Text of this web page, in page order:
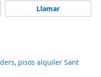
Llamar
, pisos alquiler Sant